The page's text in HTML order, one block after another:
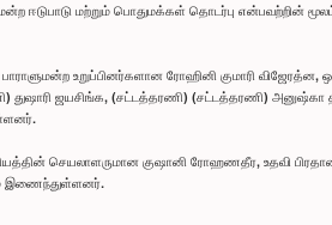
மற்றும் பொதுமக்கள் தொடர்பு என்பவற்றின்
உறுப்பினர்களான ரோஹினி குமாரி விஜேரத்ன,
துஷாரி ஜயசிங்க, (சட்டத்தரணி) (சட்டத்தரணி)
செயலாளருமான குஷானி ரோஹணதீர, உதவி
இணைந்துள்ளனர்.